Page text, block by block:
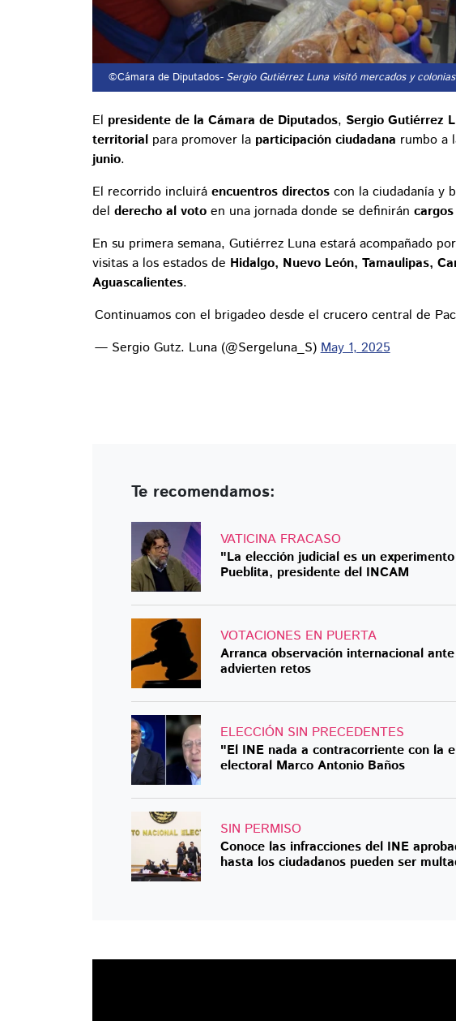
©Cámara de Diputados- Sergio Gutiérrez Luna visitó mercados y
El presidente de la Cámara de Diputados, Sergio Gutiérrez
territorial para promover la participación ciudadana rumbo a
junio.
El recorrido incluirá encuentros directos con la ciudadanía y
del derecho al voto en una jornada donde se definirán
En su primera semana, Gutiérrez Luna estará acompañado por
visitas a los estados de Hidalgo, Nuevo León, Tamaulipas,
Aguascalientes.
Continuamos con el brigadeo desde el crucero central de
— Sergio Gutz. Luna (@Sergeluna_S)May 1, 2025
Te recomendamos:
VATICINA FRACASO
"La elección judicial es un
Pueblita, presidente del INCAM
VOTACIONES EN PUERTA
Arranca observación internacional
advierten retos
ELECCIÓN SIN PRECEDENTES
"El INE nada a contracorriente con la
electoral Marco Antonio Baños
SIN PERMISO
Conoce las infracciones del INE
hasta los ciudadanos pueden ser